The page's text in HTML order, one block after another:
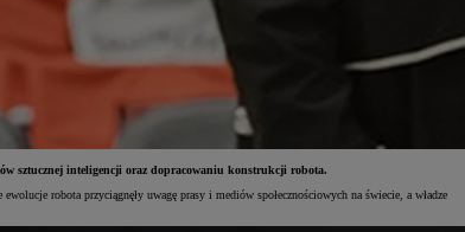
sztucznej inteligencji oraz dopracowaniu konstrukcji robota.
robota przyciągnęły uwagę prasy i mediów społecznościowych na świecie, a władze